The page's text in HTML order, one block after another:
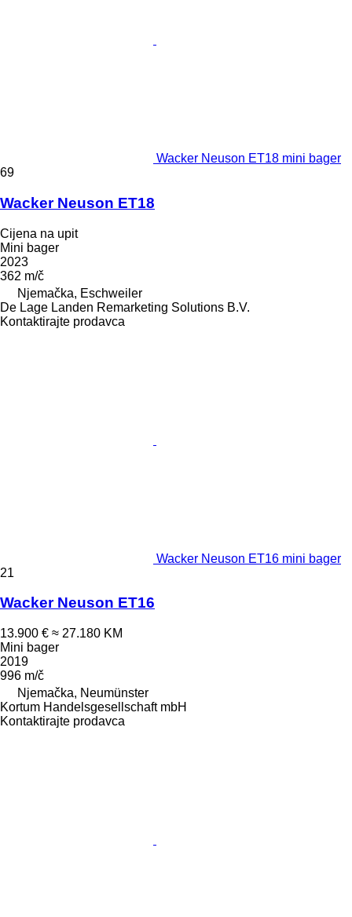
Wacker Neuson ET18 mini bager
69
Wacker Neuson ET18
Cijena na upit
Mini bager
2023
362 m/č
Njemačka, Eschweiler
De Lage Landen Remarketing Solutions B.V.
Kontaktirajte prodavca
Wacker Neuson ET16 mini bager
21
Wacker Neuson ET16
13.900 € ≈ 27.180 KM
Mini bager
2019
996 m/č
Njemačka, Neumünster
Kortum Handelsgesellschaft mbH
Kontaktirajte prodavca